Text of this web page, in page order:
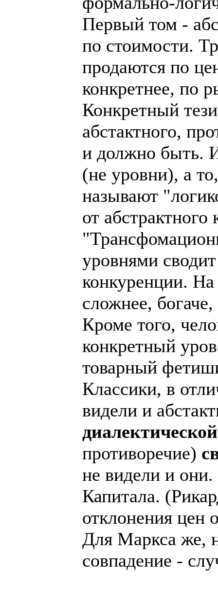
Первый том -
по стоимости.
продаются по
конкретнее, по
Конкретный
абстактного,
и должно быть.
(не уровни), а
называют
от
уровнями
конкуренции.
сложнее,
Кроме того,
конкретный
товарный
Классики, в
видели и
диалектической
противоречие)
не видели и
Капитала.
отклонения цен
Для Маркса же,
совпадение -